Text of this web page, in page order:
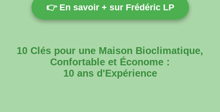
👉 En savoir + sur Frédéric LP
10 Clés pour une Maison Bioclimatique,
Confortable et Économe :
10 ans d'Expérience